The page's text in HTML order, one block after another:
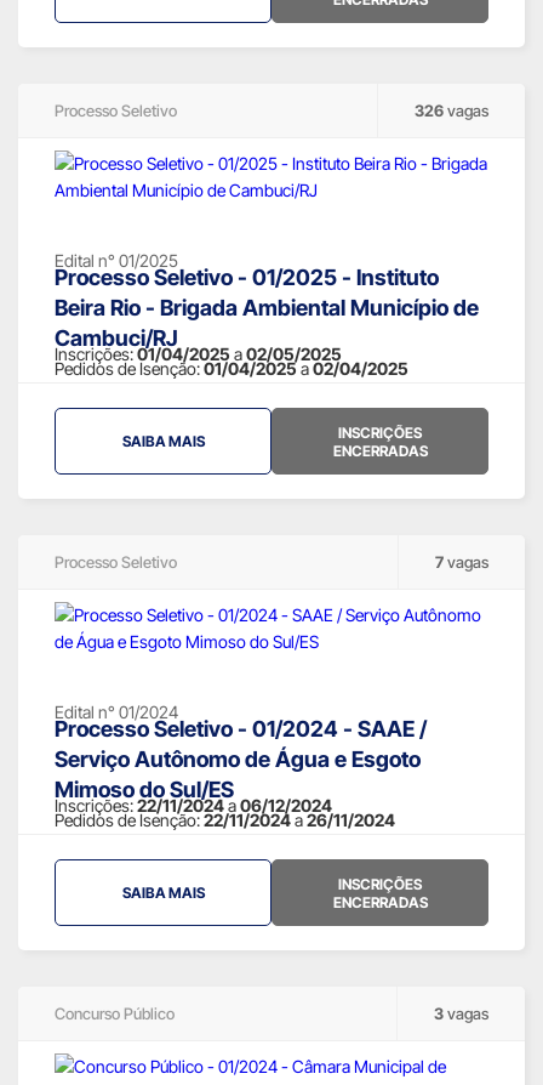
Processo Seletivo 326vagas
Edital n° 01/2025
Processo Seletivo - 01/2025 - Instituto
Beira Rio - Brigada Ambiental Município de
Cambuci/RJ
Inscrições:01/04/2025 a02/05/2025
Pedidos de Isenção:01/04/2025a02/04/2025
SAIBA MAIS
INSCRIÇÕES
ENCERRADAS
Processo Seletivo 7vagas
Edital n° 01/2024
Processo Seletivo - 01/2024 - SAAE /
Serviço Autônomo de Água e Esgoto
Mimoso do Sul/ES
Inscrições:22/11/2024a06/12/2024
Pedidos de Isenção:22/11/2024a26/11/2024
SAIBA MAIS
INSCRIÇÕES
ENCERRADAS
Concurso Público 3vagas